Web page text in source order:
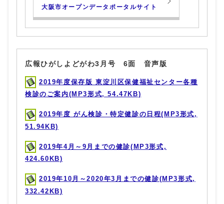
大阪市オープンデータポータルサイト
広報ひがしよどがわ3月号 6面 音声版
2019年度保存版 東淀川区保健福祉センター各種
検診のご案内(MP3形式, 54.47KB)
2019年度 がん検診・特定健診の日程(MP3形式,
51.94KB)
2019年4月～9月までの健診(MP3形式,
424.60KB)
2019年10月～2020年3月までの健診(MP3形式,
332.42KB)